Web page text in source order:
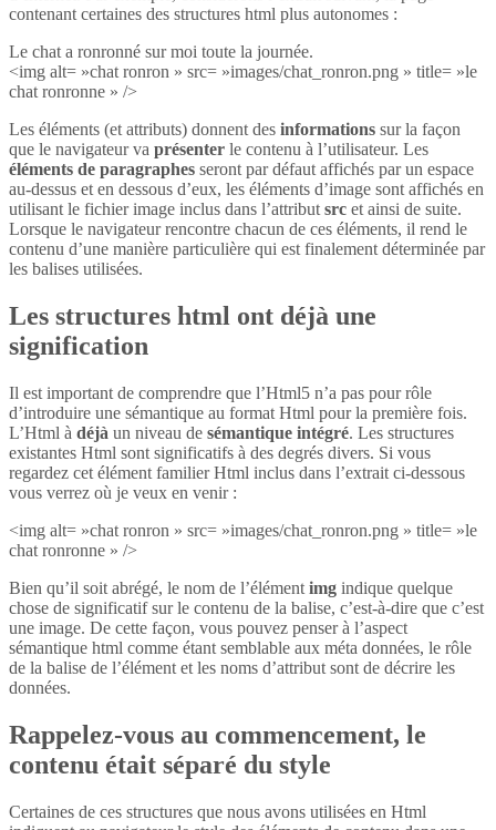
contenant certaines des structures html plus autonomes :
Le chat a ronronné sur moi toute la journée.
<img alt= »chat ronron » src= »images/chat_ronron.png » title= »le
chat ronronne » />
Les éléments (et attributs) donnent des informations sur la façon
que le navigateur va présenter le contenu à l’utilisateur. Les
éléments de paragraphes seront par défaut affichés par un espace
au-dessus et en dessous d’eux, les éléments d’image sont affichés en
utilisant le fichier image inclus dans l’attribut src et ainsi de suite.
Lorsque le navigateur rencontre chacun de ces éléments, il rend le
contenu d’une manière particulière qui est finalement déterminée par
les balises utilisées.
Les structures html ont déjà une
signification
Il est important de comprendre que l’Html5 n’a pas pour rôle
d’introduire une sémantique au format Html pour la première fois.
L’Html à déjà un niveau de sémantique intégré. Les structures
existantes Html sont significatifs à des degrés divers. Si vous
regardez cet élément familier Html inclus dans l’extrait ci-dessous
vous verrez où je veux en venir :
<img alt= »chat ronron » src= »images/chat_ronron.png » title= »le
chat ronronne » />
Bien qu’il soit abrégé, le nom de l’élément img indique quelque
chose de significatif sur le contenu de la balise, c’est-à-dire que c’est
une image. De cette façon, vous pouvez penser à l’aspect
sémantique html comme étant semblable aux méta données, le rôle
de la balise de l’élément et les noms d’attribut sont de décrire les
données.
Rappelez-vous au commencement, le
contenu était séparé du style
Certaines de ces structures que nous avons utilisées en Html